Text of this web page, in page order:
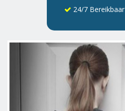
24/7 Bereikbaar